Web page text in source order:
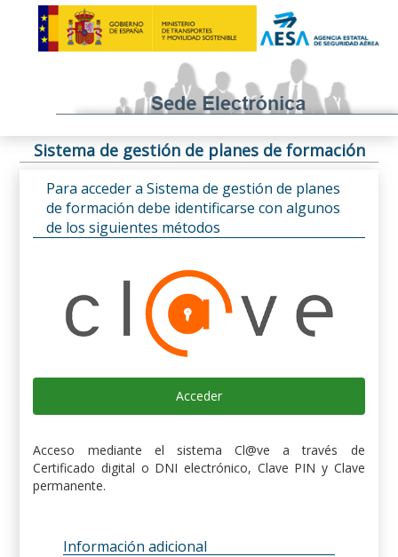
Sistema de gestión de planes de formación
Para acceder a Sistema de gestión de planes
de formación debe identificarse con algunos
de los siguientes métodos
Acceder
Acceso mediante el sistema Cl@ve a través de
Certificado digital o DNI electrónico, Clave PIN y Clave
permanente.
Información adicional